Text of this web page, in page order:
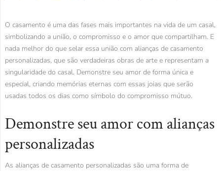
O casamento é uma das fases mais importantes na vida de um casal,
simbolizando a união, o compromisso e o amor que compartilham. E
nada melhor do que selar essa união com alianças de casamento
personalizadas, que são verdadeiras obras de arte e representam a
singularidade do casal. Demonstre seu amor de forma única e
especial, criando memórias eternas com essas joias que serão
usadas todos os dias como símbolo do compromisso mútuo.
Demonstre seu amor com alianças
personalizadas
As alianças de casamento personalizadas são uma forma de